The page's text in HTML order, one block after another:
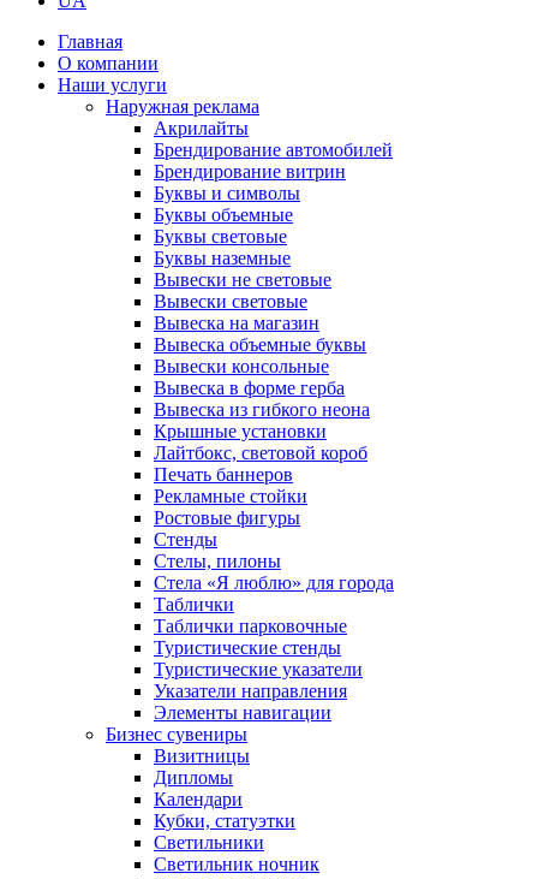
Главная
О компании
Наши услуги
Наружная реклама
Акрилайты
Брендирование автомобилей
Брендирование витрин
Буквы и символы
Буквы объемные
Буквы световые
Буквы наземные
Вывески не световые
Вывески световые
Вывеска на магазин
Вывеска объемные буквы
Вывески консольные
Вывеска в форме герба
Вывеска из гибкого неона
Крышные установки
Лайтбокс, световой короб
Печать баннеров
Рекламные стойки
Ростовые фигуры
Стенды
Стелы, пилоны
Стела «Я люблю» для города
Таблички
Таблички парковочные
Туристические стенды
Туристические указатели
Указатели направления
Элементы навигации
Бизнес сувениры
Визитницы
Дипломы
Календари
Кубки, статуэтки
Светильники
Светильник ночник